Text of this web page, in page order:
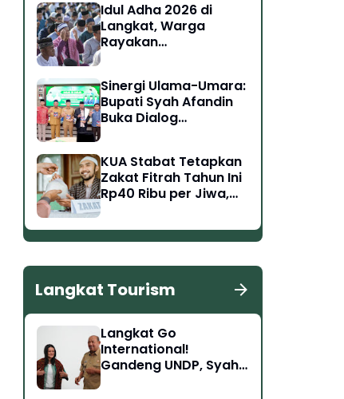
Idul Adha 2026 di
Langkat, Warga
Rayakan
Sinergi Ulama-Umara:
Bupati Syah Afandin
Buka Dialog
Tokoh Singapura
KUA Stabat Tetapkan
Zakat Fitrah Tahun Ini
Rp40 Ribu per Jiwa,
Hari
Langkat Tourism
Langkat Go
International!
Gandeng UNDP, Syah